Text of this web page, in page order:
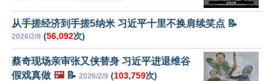
从手搓经济到手搓5纳米 习近平十里不换肩续笑点 📝
2026/2/9 (56,092次)
蔡奇现场亲审张又侠替身 习近平进退维谷
假戏真做 🖼️📝 2026/2/9 (103,759次)